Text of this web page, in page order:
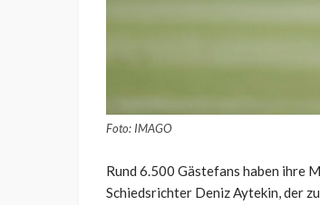
Foto: IMAGO
Rund 6.500 Gästefans haben ihre
Schiedsrichter Deniz Aytekin, der